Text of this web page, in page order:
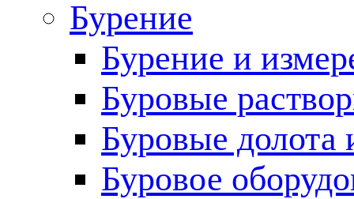
Бурение
Бурение и
Буровые
Буровые долота
Буровое